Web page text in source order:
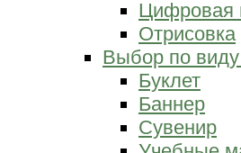
Цифровая
Отрисовка
Выбор по
Буклет
Баннер
Сувенир